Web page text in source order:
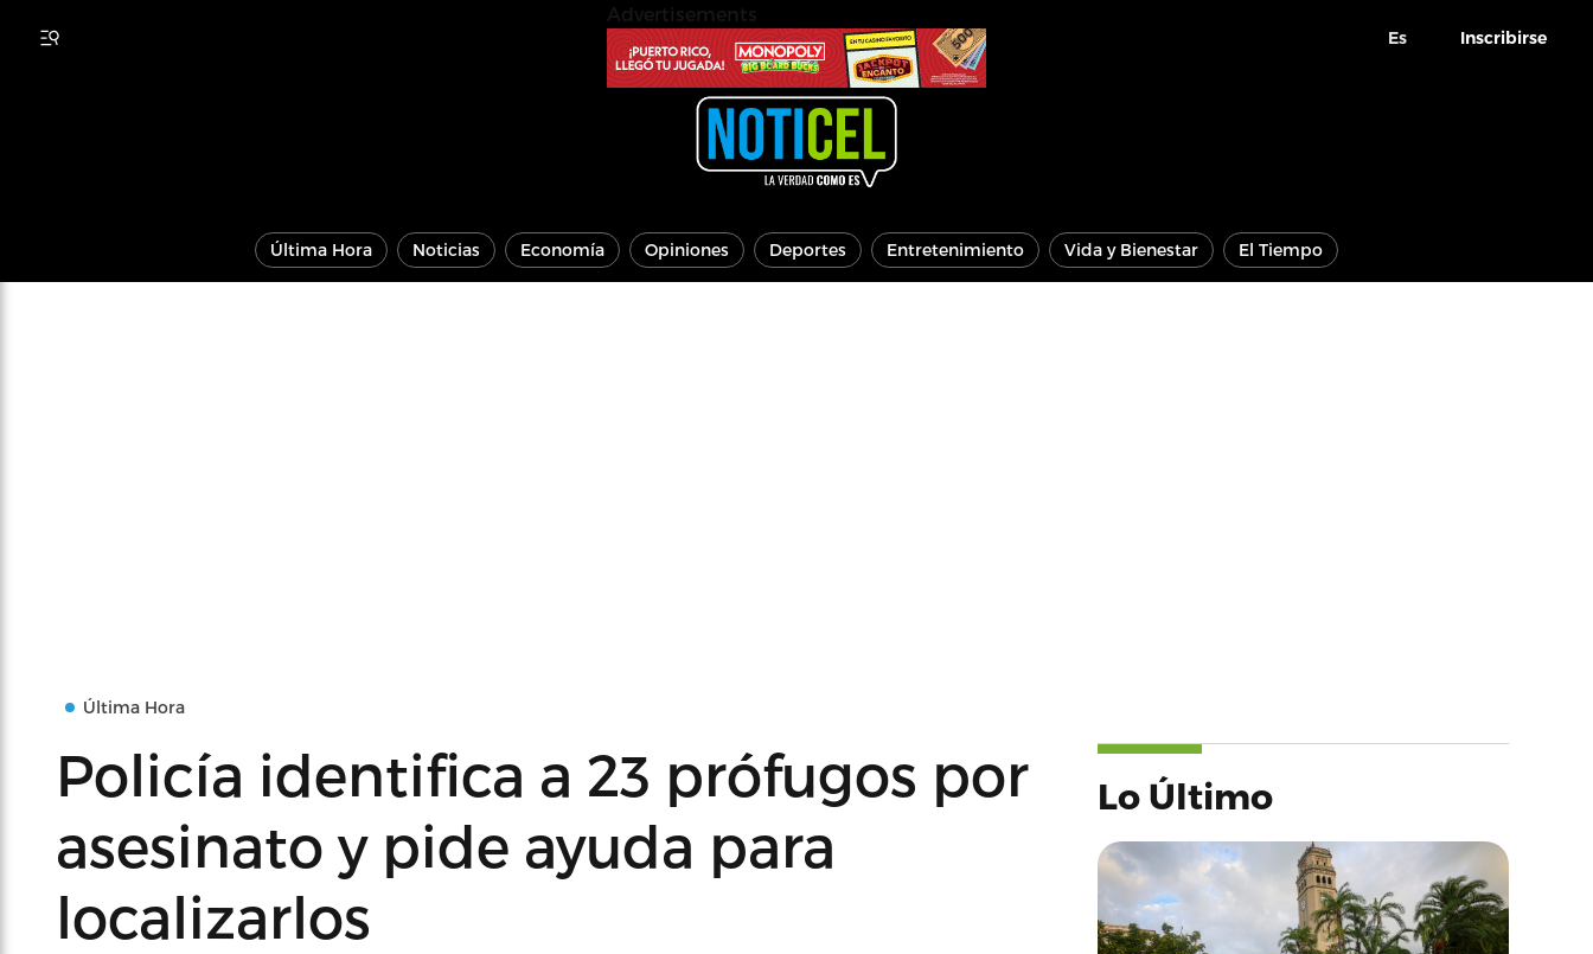
Es Inscribirse
Última Hora Noticias Economía Opiniones Deportes Entretenimiento Vida y Bienestar El Tiempo
Última Hora
Policía identifica a 23 prófugos por
asesinato y pide ayuda para
localizarlos
Lo Último